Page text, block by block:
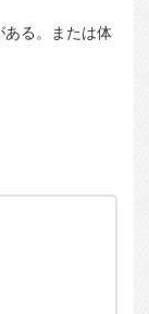
ある。または体